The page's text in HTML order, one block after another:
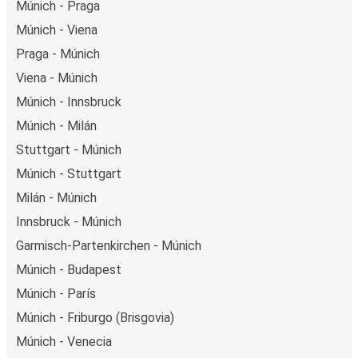
Múnich - Praga
Múnich - Viena
Praga - Múnich
Viena - Múnich
Múnich - Innsbruck
Múnich - Milán
Stuttgart - Múnich
Múnich - Stuttgart
Milán - Múnich
Innsbruck - Múnich
Garmisch-Partenkirchen - Múnich
Múnich - Budapest
Múnich - París
Múnich - Friburgo (Brisgovia)
Múnich - Venecia